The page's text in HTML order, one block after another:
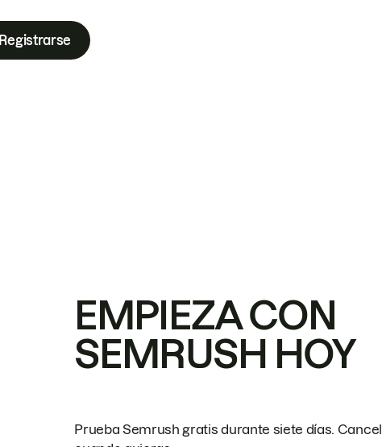
Registrarse
EMPIEZA CON
SEMRUSH HOY
Prueba Semrush gratis durante siete días.